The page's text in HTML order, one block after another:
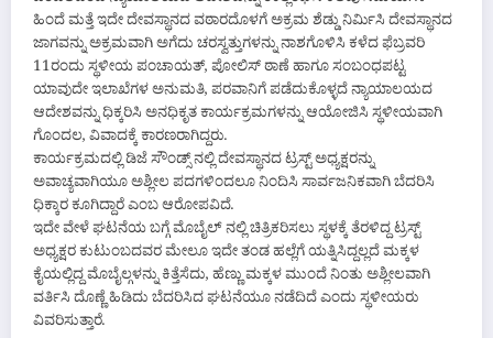
ಹಿಂದೆ ಮತ್ತೆ ಇದೇ ದೇವಸ್ಥಾನದ ವಠಾರದೊಳಗೆ ಅಕ್ರಮ ಶೆಡ್ಡು ನಿರ್ಮಿಸಿ ದೇವಸ್ಥಾನದ
ಜಾಗವನ್ನು ಅಕ್ರಮವಾಗಿ ಅಗೆದು ಚರಸ್ವತ್ತುಗಳನ್ನು ನಾಶಗೊಳಿಸಿ ಕಳೆದ ಫೆಬ್ರವರಿ
11ರಂದು ಸ್ಥಳೀಯ ಪಂಚಾಯತ್, ಪೋಲಿಸ್ ಠಾಣೆ ಹಾಗೂ ಸಂಬಂಧಪಟ್ಟ
ಯಾವುದೇ ಇಲಾಖೆಗಳ ಅನುಮತಿ, ಪರವಾನಿಗೆ ಪಡೆದುಕೊಳ್ಳದೆ ನ್ಯಾಯಾಲಯದ
ಆದೇಶವನ್ನು ಧಿಕ್ಕರಿಸಿ ಅನಧಿಕೃತ ಕಾರ್ಯಕ್ರಮಗಳನ್ನು ಆಯೋಜಿಸಿ ಸ್ಥಳೀಯವಾಗಿ
ಗೊಂದಲ, ವಿವಾದಕ್ಕೆ ಕಾರಣರಾಗಿದ್ದರು.
ಕಾರ್ಯಕ್ರಮದಲ್ಲಿ ಡಿಜೆ ಸೌಂಡ್ಸ್ ನಲ್ಲಿ ದೇವಸ್ಥಾನದ ಟ್ರಸ್ಟ್ ಅಧ್ಯಕ್ಷರನ್ನು
ಅವಾಚ್ಯವಾಗಿಯೂ ಅಶ್ಲೀಲ ಪದಗಳಿಂದಲೂ ನಿಂದಿಸಿ ಸಾರ್ವಜನಿಕವಾಗಿ ಬೆದರಿಸಿ
‌ಧಿಕ್ಕಾರ ಕೂಗಿದ್ದಾರೆ ಎಂಬ ಆರೋಪವಿದೆ.
ಇದೇ ವೇಳೆ ಘಟನೆಯ ಬಗ್ಗೆ ಮೊಬೈಲ್ ನಲ್ಲಿ ಚಿತ್ರಿಕರಿಸಲು ಸ್ಥಳಕ್ಕೆ ತೆರಳಿದ್ದ ಟ್ರಸ್ಟ್
ಅಧ್ಯಕ್ಷರ ‌ಕುಟುಂಬದವರ ಮೇಲೂ ಇದೇ ತಂಡ ಹಲ್ಲೆಗೆ ಯತ್ನಿಸಿದ್ದಲ್ಲದೆ ಮಕ್ಕಳ
ಕೈಯಲ್ಲಿದ್ದ ಮೊಬೈಲ್ಗಳನ್ನು ಕಿತ್ತೆಸೆದು, ಹೆಣ್ಣು ಮಕ್ಕಳ ಮುಂದೆ ನಿಂತು ಅಶ್ಲೀಲವಾಗಿ
ವರ್ತಿಸಿ ದೊಣ್ಣೆ ಹಿಡಿದು ಬೆದರಿಸಿದ ಘಟನೆಯೂ ನಡೆದಿದೆ ಎಂದು ಸ್ಥಳೀಯರು
ವಿವರಿಸುತ್ತಾರೆ.